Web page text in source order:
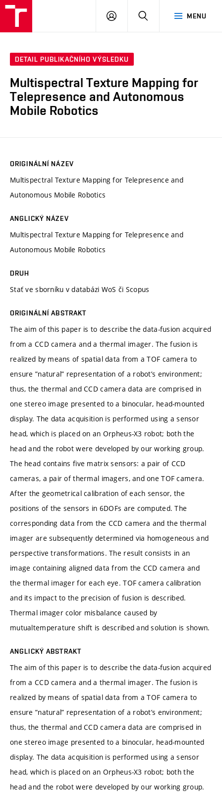
MENU
PŘIHLÁSIT
DETAIL PUBLIKAČNÍHO VÝSLEDKU
Multispectral Texture Mapping for
Telepresence and Autonomous
Mobile Robotics
ORIGINÁLNÍ NÁZEV
Multispectral Texture Mapping for Telepresence and
Autonomous Mobile Robotics
ANGLICKÝ NÁZEV
Multispectral Texture Mapping for Telepresence and
Autonomous Mobile Robotics
DRUH
Stať ve sborníku v databázi WoS či Scopus
ORIGINÁLNÍ ABSTRAKT
The aim of this paper is to describe the data-fusion acquired
from a CCD camera and a thermal imager. The fusion is
realized by means of spatial data from a TOF camera to
ensure ”natural” representation of a robot’s environment;
thus, the thermal and CCD camera data are comprised in
one stereo image presented to a binocular, head-mounted
display. The data acquisition is performed using a sensor
head, which is placed on an Orpheus-X3 robot; both the
head and the robot were developed by our working group.
The head contains five matrix sensors: a pair of CCD
cameras, a pair of thermal imagers, and one TOF camera.
After the geometrical calibration of each sensor, the
positions of the sensors in 6DOFs are computed. The
corresponding data from the CCD camera and the thermal
imager are subsequently determined via homogeneous and
perspective transformations. The result consists in an
image containing aligned data from the CCD camera and
the thermal imager for each eye. TOF camera calibration
and its impact to the precision of fusion is described.
Thermal imager color misbalance caused by
mutualtemperature shift is described and solution is shown.
ANGLICKÝ ABSTRAKT
The aim of this paper is to describe the data-fusion acquired
from a CCD camera and a thermal imager. The fusion is
realized by means of spatial data from a TOF camera to
ensure ”natural” representation of a robot’s environment;
thus, the thermal and CCD camera data are comprised in
one stereo image presented to a binocular, head-mounted
display. The data acquisition is performed using a sensor
head, which is placed on an Orpheus-X3 robot; both the
head and the robot were developed by our working group.